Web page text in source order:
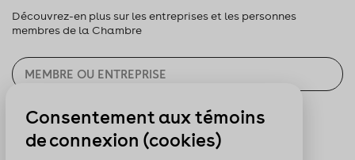
Découvrez-en plus sur les entreprises et les personnes
membres de la Chambre
CHERCHER
Consentement aux témoins
de connexion (cookies)